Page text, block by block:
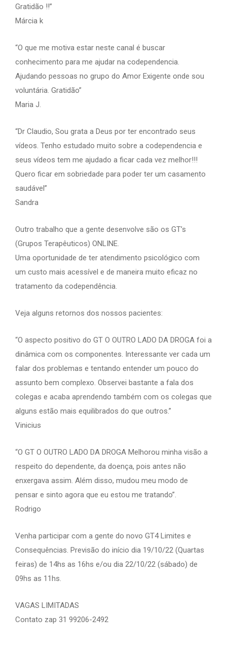
Gratidão !!”
Márcia k
“O que me motiva estar neste canal é buscar
conhecimento para me ajudar na codependencia.
Ajudando pessoas no grupo do Amor Exigente onde sou
voluntária. Gratidão”
Maria J.
“Dr Claudio, Sou grata a Deus por ter encontrado seus
vídeos. Tenho estudado muito sobre a codependencia e
seus vídeos tem me ajudado a ficar cada vez melhor!!!
Quero ficar em sobriedade para poder ter um casamento
saudável”
Sandra
Outro trabalho que a gente desenvolve são os GT’s
(Grupos Terapêuticos) ONLINE.
Uma oportunidade de ter atendimento psicológico com
um custo mais acessível e de maneira muito eficaz no
tratamento da codependência.
Veja alguns retornos dos nossos pacientes:
“O aspecto positivo do GT O OUTRO LADO DA DROGA foi a
dinâmica com os componentes. Interessante ver cada um
falar dos problemas e tentando entender um pouco do
assunto bem complexo. Observei bastante a fala dos
colegas e acaba aprendendo também com os colegas que
alguns estão mais equilibrados do que outros.”
Vinicius
“O GT O OUTRO LADO DA DROGA Melhorou minha visão a
respeito do dependente, da doença, pois antes não
enxergava assim. Além disso, mudou meu modo de
pensar e sinto agora que eu estou me tratando”.
Rodrigo
Venha participar com a gente do novo GT4 Limites e
Consequências. Previsão do início dia 19/10/22 (Quartas
feiras) de 14hs as 16hs e/ou dia 22/10/22 (sábado) de
09hs as 11hs.
VAGAS LIMITADAS
Contato zap 31 99206-2492